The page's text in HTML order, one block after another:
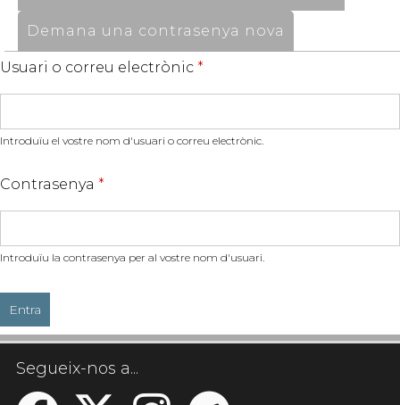
Demana una contrasenya nova
Usuari o correu electrònic *
Introduïu el vostre nom d'usuari o correu electrònic.
Contrasenya *
Introduïu la contrasenya per al vostre nom d'usuari.
Segueix-nos a...